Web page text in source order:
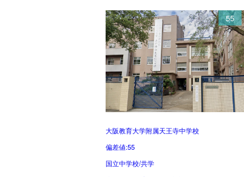
55
大阪教育大学附属天王寺中学校
偏差値:55
国立中学校/共学